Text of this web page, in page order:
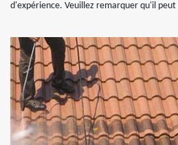
d'expérience. Veuillez remarquer qu'il peut